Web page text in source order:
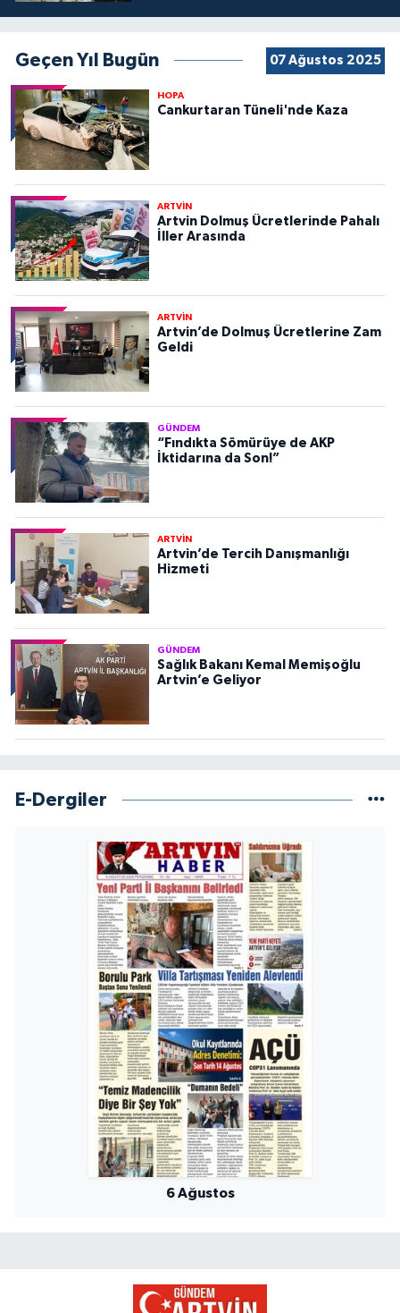
Geçen Yıl Bugün 07 Ağustos 2025
HOPA
Cankurtaran Tüneli'nde Kaza
ARTVİN
Artvin Dolmuş Ücretlerinde Pahalı
İller Arasında
ARTVİN
Artvin’de Dolmuş Ücretlerine Zam
Geldi
GÜNDEM
“Fındıkta Sömürüye de AKP
İktidarına da Son!”
ARTVİN
Artvin’de Tercih Danışmanlığı
Hizmeti
GÜNDEM
Sağlık Bakanı Kemal Memişoğlu
Artvin’e Geliyor
E-Dergiler
6 Ağustos